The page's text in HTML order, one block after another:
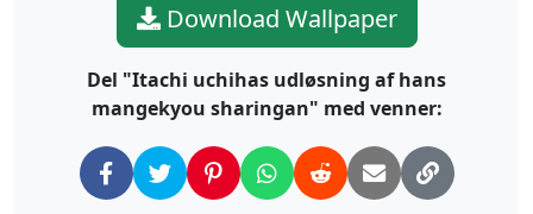
Download Wallpaper
Del "Itachi uchihas udløsning af hans
mangekyou sharingan" med venner: